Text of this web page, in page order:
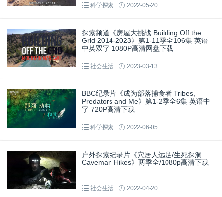
科学探索 2022-05-20
探索频道《房屋大挑战 Building Off the
Grid 2014-2023》第1-11季全106集 英语
中英双字 1080P高清网盘下载
社会生活 2023-03-13
BBC纪录片《成为部落捕食者 Tribes,
Predators and Me》第1-2季全6集 英语中
字 720P高清下载
科学探索 2022-06-05
户外探索纪录片《穴居人远足/生死探洞
Caveman Hikes》两季全/1080p高清下载
社会生活 2022-04-20